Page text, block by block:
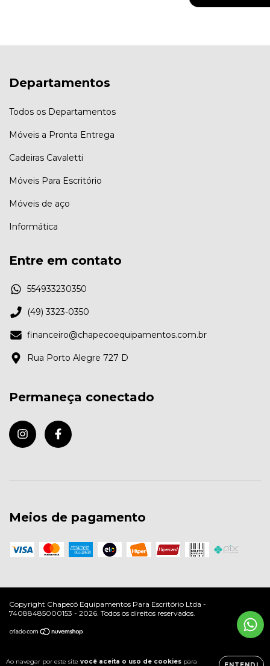
Ao navegar por este site você aceita o uso de cookies para
Departamentos
Todos os Departamentos
Móveis a Pronta Entrega
Cadeiras Cavaletti
Móveis Para Escritório
Móveis de aço
Informática
Entre em contato
554933230350
(49) 3323-0350
financeiro@chapecoequipamentos.com.br
Rua Porto Alegre 727 D
Permaneça conectado
Meios de pagamento
Copyright Chapecó Equipamentos Para Escritório Ltda -
74088485000153 - 2026. Todos os direitos reservados.